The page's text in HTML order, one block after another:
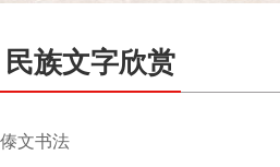
民族文字欣赏
傣文书法